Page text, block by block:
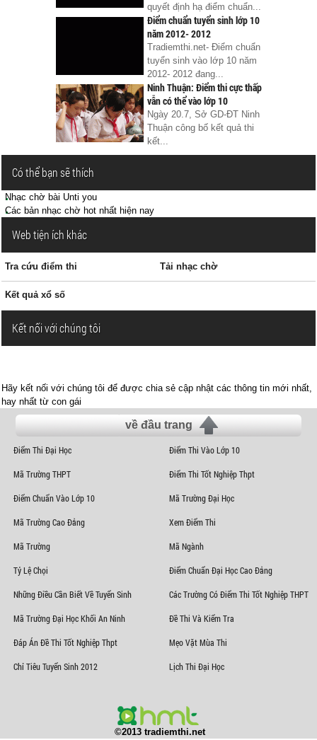
quyết định hạ điểm chuẩn...
Điểm chuẩn tuyển sinh lớp 10
năm 2012- 2012
Tradiemthi.net- Điểm chuẩn
tuyển sinh vào lớp 10 năm
2012- 2012 đang...
Ninh Thuận: Điểm thi cực thấp
vẫn có thể vào lớp 10
Ngày 20.7, Sở GD-ĐT Ninh
Thuận công bố kết quả thi
kết...
Có thể bạn sẽ thích
Nhạc chờ bài Unti you
Các bản nhạc chờ hot nhất hiện nay
Web tiện ích khác
Tra cứu điểm thi Tải nhạc chờ
Kết quả xổ số
Kết nối với chúng tôi
Hãy kết nối với chúng tôi để được chia sẻ cập nhật các thông tin mới nhất,
hay nhất từ con gái
về đầu trang
Điểm Thi Đại Học Điểm Thi Vào Lớp 10
Mã Trường THPT Điểm Thi Tốt Nghiệp Thpt
Điểm Chuẩn Vào Lớp 10 Mã Trường Đại Học
Mã Trường Cao Đẳng Xem Điểm Thi
Mã Trường Mã Ngành
Tỷ Lệ Chọi Điểm Chuẩn Đại Học Cao Đẳng
Những Điều Cần Biết Về Tuyển Sinh Các Trường Có Điểm Thi Tốt Nghiệp THPT
Mã Trường Đại Học Khối An Ninh Đề Thi Và Kiểm Tra
Đáp Án Đề Thi Tốt Nghiệp Thpt Mẹo Vặt Mùa Thi
Chỉ Tiêu Tuyển Sinh 2012 Lịch Thi Đại Học
©2013 tradiemthi.net